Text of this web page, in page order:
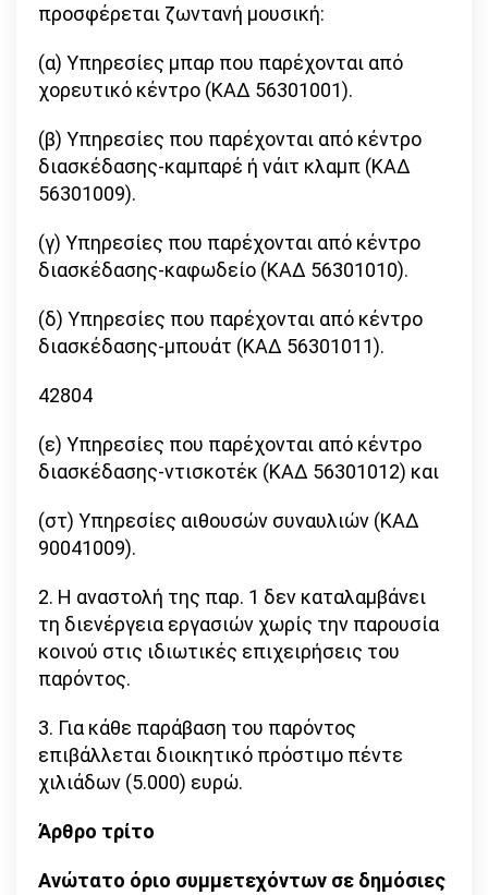
προσφέρεται ζωντανή μουσική:
(α) Υπηρεσίες μπαρ που παρέχονται από
χορευτικό κέντρο (ΚΑΔ 56301001).
(β) Υπηρεσίες που παρέχονται από κέντρο
διασκέδασης-καμπαρέ ή νάιτ κλαμπ (ΚΑΔ
56301009).
(γ) Υπηρεσίες που παρέχονται από κέντρο
διασκέδασης-καφωδείο (ΚΑΔ 56301010).
(δ) Υπηρεσίες που παρέχονται από κέντρο
διασκέδασης-μπουάτ (ΚΑΔ 56301011).
42804
(ε) Υπηρεσίες που παρέχονται από κέντρο
διασκέδασης-ντισκοτέκ (ΚΑΔ 56301012) και
(στ) Υπηρεσίες αιθουσών συναυλιών (ΚΑΔ
90041009).
2. Η αναστολή της παρ. 1 δεν καταλαμβάνει
τη διενέργεια εργασιών χωρίς την παρουσία
κοινού στις ιδιωτικές επιχειρήσεις του
παρόντος.
3. Για κάθε παράβαση του παρόντος
επιβάλλεται διοικητικό πρόστιμο πέντε
χιλιάδων (5.000) ευρώ.
Άρθρο τρίτο
Ανώτατο όριο συμμετεχόντων σε δημόσιες